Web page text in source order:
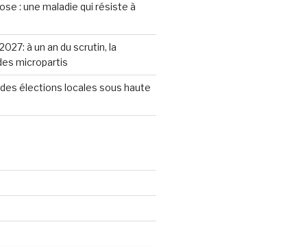
: une maladie qui résiste à
à un an du scrutin, la
micropartis
des élections locales sous haute